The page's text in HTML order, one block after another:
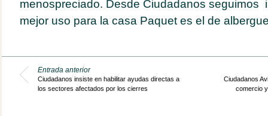
menospreciado. Desde Ciudadanos seguimos
mejor uso para la casa Paquet es el de
Entrada anterior
Ciudadanos insiste en habilitar ayudas directas a
los sectores afectados por los cierres
Ciudadanos
comercio